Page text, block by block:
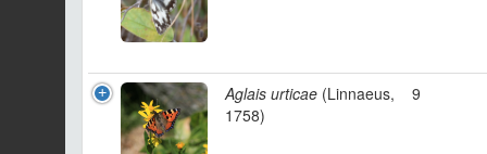
Aglais urticae (Linnaeus,
1758)
9